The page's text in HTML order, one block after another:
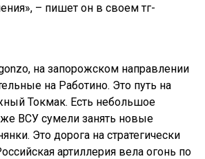
– пишет он в своем тг-
на запорожском направлении
на Работино. Это путь на
Токмак. Есть небольшое
ВСУ сумели занять новые
Это дорога на стратегически
артиллерия вела огонь по